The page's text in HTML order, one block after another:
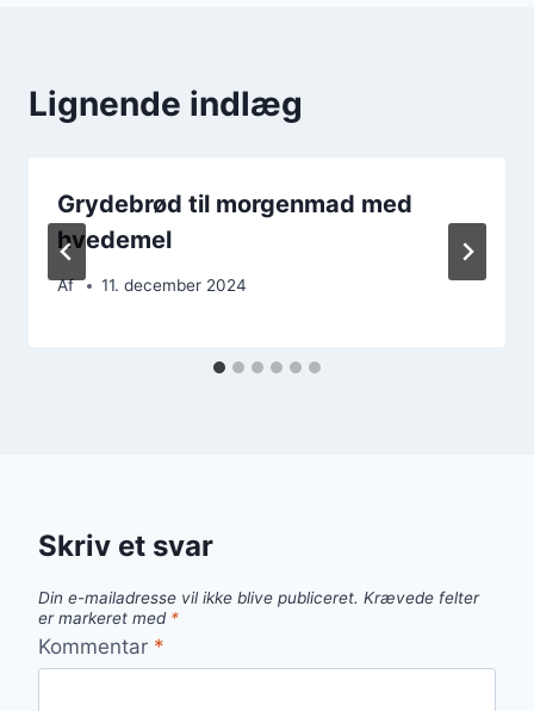
Lignende indlæg
Grydebrød til morgenmad med
hvedemel
Af 11. december 2024
Skriv et svar
Din e-mailadresse vil ikke blive publiceret. Krævede felter
er markeret med *
Kommentar *